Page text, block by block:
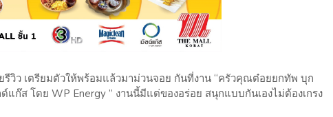
รีวิว เตรียมตัวให้พร้อมแล้วมาม่วนจอย กันที่งาน “ครัวคุณต๋อยยกทัพ บุก
แก๊ส โดย WP Energy ” งานนี้มีแต่ของอร่อย สนุกแบบกันเองไม่ต้องเกรง